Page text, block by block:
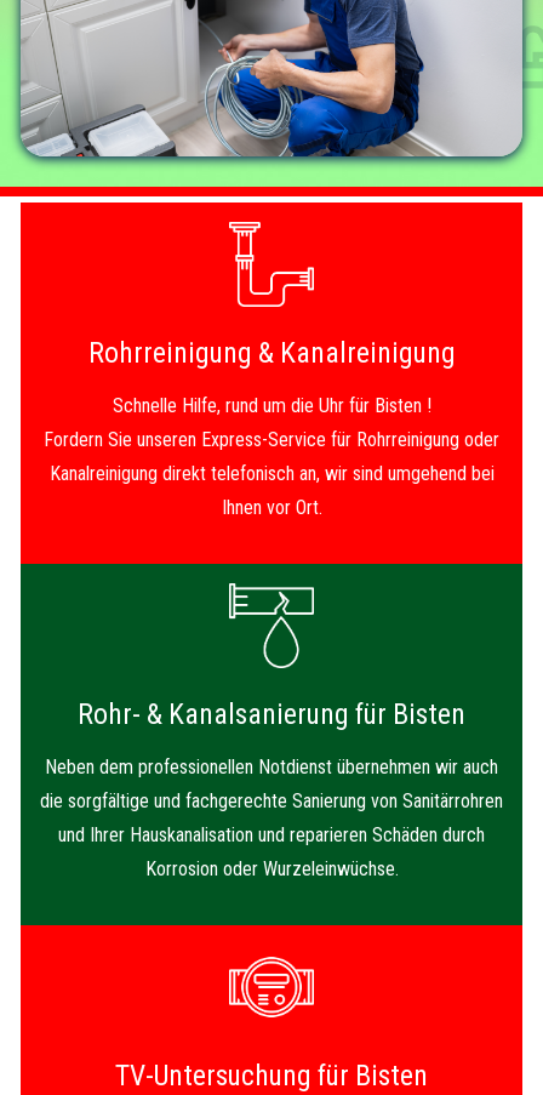
Rohrreinigung & Kanalreinigung
Schnelle Hilfe, rund um die Uhr für Bisten !
Fordern Sie unseren Express-Service für Rohrreinigung oder
Kanalreinigung direkt telefonisch an, wir sind umgehend bei
Ihnen vor Ort.
Rohr- & Kanalsanierung für Bisten
Neben dem professionellen Notdienst übernehmen wir auch
die sorgfältige und fachgerechte Sanierung von Sanitärrohren
und Ihrer Hauskanalisation und reparieren Schäden durch
Korrosion oder Wurzeleinwüchse.
TV-Untersuchung für Bisten